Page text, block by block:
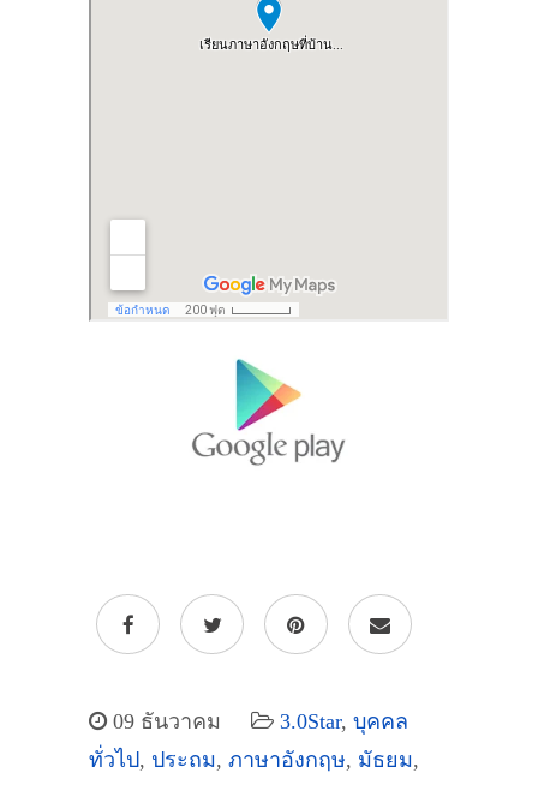
09 ธันวาคม 3.0Star, บุคคล
ทั่วไป, ประถม, ภาษาอังกฤษ, มัธยม,